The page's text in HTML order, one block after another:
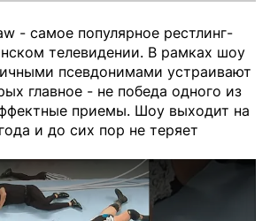
- самое популярное рестлинг-
телевидении. В рамках шоу
псевдонимами устраивают
главное - не победа одного из
приемы. Шоу выходит на
и до сих пор не теряет